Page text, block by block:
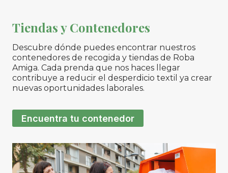
Tiendas y Contenedores
Descubre dónde puedes encontrar nuestros
contenedores de recogida y tiendas de Roba
Amiga. Cada prenda que nos haces llegar
contribuye a reducir el desperdicio textil ya crear
nuevas oportunidades laborales.
Encuentra tu contenedor